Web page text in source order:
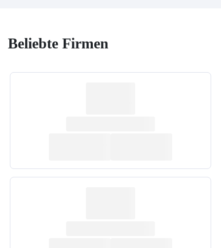
Beliebte Firmen